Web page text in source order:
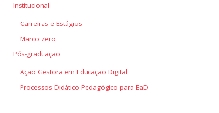
Institucional
Carreiras e Estágios
Marco Zero
Pós-graduação
Ação Gestora em Educação Digital
Processos Didático-Pedagógico para EaD